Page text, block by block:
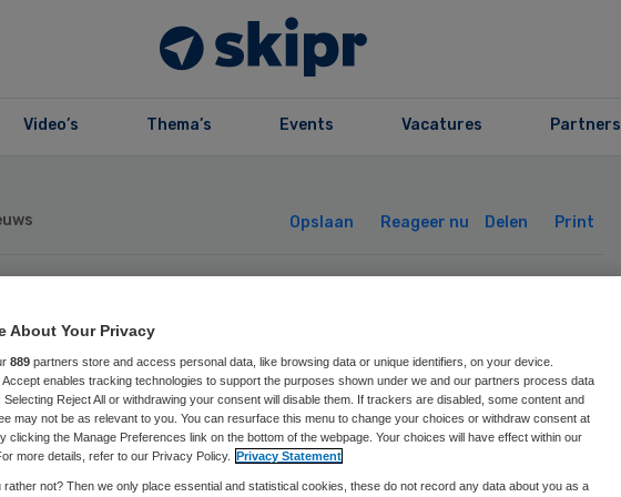
Video’s Thema’s Events Vacatures Partners
Opslaan Reageer nu Delen Print
CBP
NZa
About Your Privacy
889 partners store and access personal data, like browsing data or unique identifiers, on your device.
Accept enables tracking technologies to support the purposes shown under we and our partners process data
Selecting Reject All or withdrawing your consent will disable them. If trackers are disabled, some content and
may not be as relevant to you. You can resurface this menu to change your choices or withdraw consent at
clicking the Manage Preferences link on the bottom of the webpage. Your choices will have effect within our
more details, refer to our Privacy Policy. Privacy Statement
rather not? Then we only place essential and statistical cookies, these do not record any data about you as a